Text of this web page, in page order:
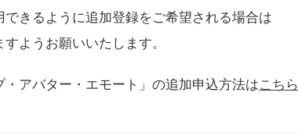
きるように追加登録をご希望される場合は
ようお願いいたします。
アバター・エモート」の追加申込方法はこちら